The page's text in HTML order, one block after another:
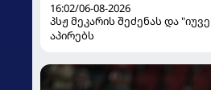
16:02/06-08-2026
პსჟ მეკარის შეძენას და
აპირებს